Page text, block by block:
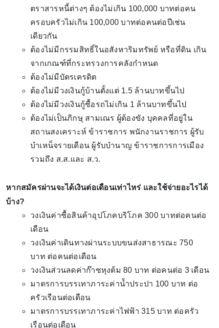
ตราสารหนี้ต่างๆ ต้องไม่เกิน 100,000 บาทต่อคน
ครอบครัวไม่เกิน 100,000 บาทต่อคนต่อปีเช่น
เดียวกัน
ต้องไม่มีกรรมสิทธิ์ในอสังหาริมทรัพย์ หรือที่ดิน เกิน
จากเกณฑ์ที่กระทรวงการคลังกำหนด
ต้องไม่มีบัตรเครดิต
ต้องไม่มีวงเงินกู้บ้านตั้งแต่ 1.5 ล้านบาทขึ้นไป
ต้องไม่มีวงเงินกู้ซื้อรถไม่เกิน 1 ล้านบาทขึ้นไป
ต้องไม่เป็นภิกษุ สามเณร ผู้ต้องขัง บุคคลที่อยู่ใน
สถานสงเคราะห์ ข้าราชการ พนักงานราชการ ผู้รับ
บำเหน็จรายเดือน ผู้รับบำนาญ ข้าราชการการเมือง
รวมถึง ส.ส.และ ส.ว.
หากสมัครผ่านจะได้เงินต่อเดือนเท่าไหร่ และใช้จ่ายอะไรได้
บ้าง?
วงเงินค่าซื้อสินค้าอุปโภคบริโภค 300 บาทต่อคนต่อ
เดือน
วงเงินค่าเดินทางผ่านระบบขนส่งสาธารณะ 750
บาท ต่อคนต่อเดือน
วงเงินส่วนลดค่าก๊าซหุงต้ม 80 บาท ต่อคนต่อ 3 เดือน
มาตรการบรรเทาภาระค่าน้ำประปา 100 บาท ต่อ
ครัวเรือนต่อเดือน
มาตรการบรรเทาภาระค่าไฟฟ้า 315 บาท ต่อครัว
เรือนต่อเดือน